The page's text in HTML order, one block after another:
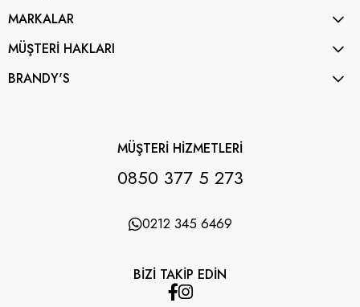
MARKALAR
MÜŞTERİ HAKLARI
BRANDY'S
MÜŞTERİ HİZMETLERİ
0850 377 5 273
0212 345 6469
BİZİ TAKİP EDİN